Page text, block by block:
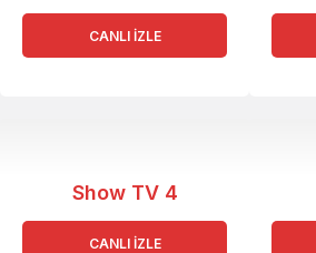
CANLI İZLE
Show TV 4
CANLI İZLE